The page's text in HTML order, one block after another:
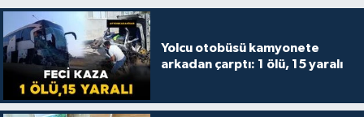
Yolcu otobüsü kamyonete
arkadan çarptı: 1 ölü, 15 yaralı